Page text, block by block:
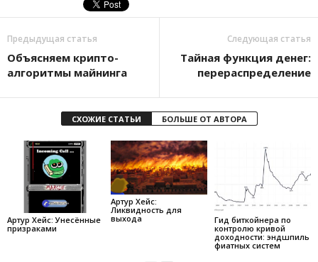
Предыдущая статья
Объясняем крипто-
алгоритмы майнинга
Следующая статья
Тайная функция денег:
перераспределение
СХОЖИЕ СТАТЬИ БОЛЬШЕ ОТ АВТОРА
Артур Хейс: Унесённые
призраками
Артур Хейс:
Ликвидность для
выхода
Гид биткойнера по
контролю кривой
доходности: эндшпиль
фиатных систем